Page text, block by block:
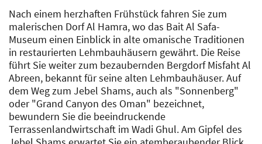
Nach einem herzhaften Frühstück fahren Sie zum
malerischen Dorf Al Hamra, wo das Bait Al Safa-
Museum einen Einblick in alte omanische Traditionen
in restaurierten Lehmbauhäusern gewährt. Die Reise
führt Sie weiter zum bezaubernden Bergdorf Misfaht Al
Abreen, bekannt für seine alten Lehmbauhäuser. Auf
dem Weg zum Jebel Shams, auch als "Sonnenberg"
oder "Grand Canyon des Oman" bezeichnet,
bewundern Sie die beeindruckende
Terrassenlandwirtschaft im Wadi Ghul. Am Gipfel des